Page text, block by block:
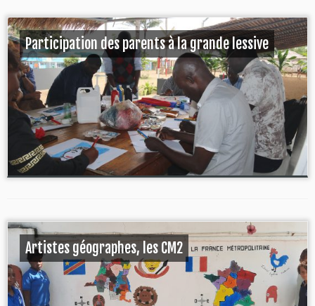
Participation des parents à la grande lessive
Artistes géographes, les CM2